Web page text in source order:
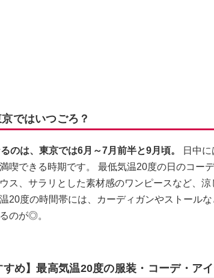
ではいつごろ？
のは、東京では6月～7月前半と9月頃。
日中
喫できる時期です。 最低気温20度の日のコー
ス、サラリとした素材感のワンピースなど、
20度の時間帯には、カーディガンやストール
のが◎。
すめ】最高気温20度の服装・コーデ・ア